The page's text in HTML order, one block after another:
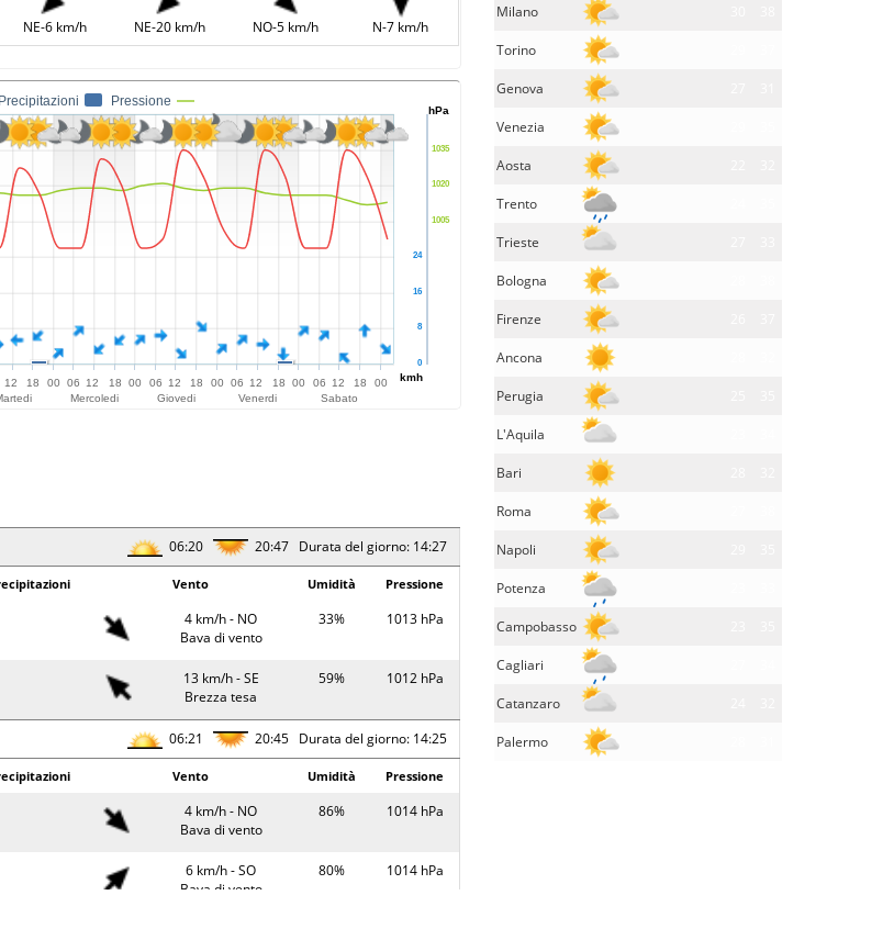
Milano
Torino
Genova
Venezia
Aosta
Trento
Trieste
Bologna
Firenze
Ancona
Perugia
L'Aquila
Bari
Roma
Napoli
Potenza
Campobasso
Cagliari
Catanzaro
Palermo
NE-6 km/h NE-20 km/h NO-5 km/h N-7 km/h
kmh
hPa
Pressione
Precipitazioni
12
18 00 06
12
Mercoledi
18 00 06
12
Giovedi
18 00 06
12
Venerdi
18 00 06
12
Sabato
18 00
0
8
16
24
1005
1020
1035
06:20 20:47 Durata del giorno: 14:27
Vento Umidità Pressione
4 km/h - NO
Bava di vento
33% 1013 hPa
13 km/h - SE
Brezza tesa
59% 1012 hPa
06:21 20:45 Durata del giorno: 14:25
Vento Umidità Pressione
4 km/h - NO
Bava di vento
86% 1014 hPa
6 km/h - SO
Bava di vento
80% 1014 hPa